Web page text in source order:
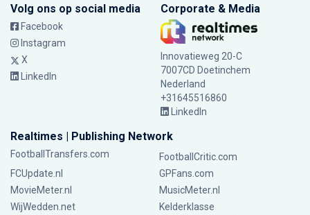
Volg ons op social media
Facebook
Instagram
X
LinkedIn
Corporate & Media
Innovatieweg 20-C
7007CD Doetinchem
Nederland
+31645516860
LinkedIn
Realtimes | Publishing Network
FootballTransfers.com
FootballCritic.com
FCUpdate.nl
GPFans.com
MovieMeter.nl
MusicMeter.nl
WijWedden.net
Kelderklasse